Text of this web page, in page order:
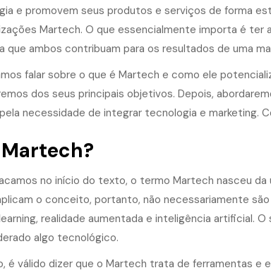
e promovem seus produtos e serviços de forma
Martech. O que essencialmente importa é ter a
que ambos contribuam para os resultados de uma
falar sobre o que é Martech e como ele
dos seus principais objetivos. Depois,
necessidade de integrar tecnologia e marketing.
no início do texto, o termo Martech nasceu da
o conceito, portanto, não necessariamente
realidade aumentada e inteligência artificial.
algo tecnológico.
é válido dizer que o Martech trata de ferramentas e